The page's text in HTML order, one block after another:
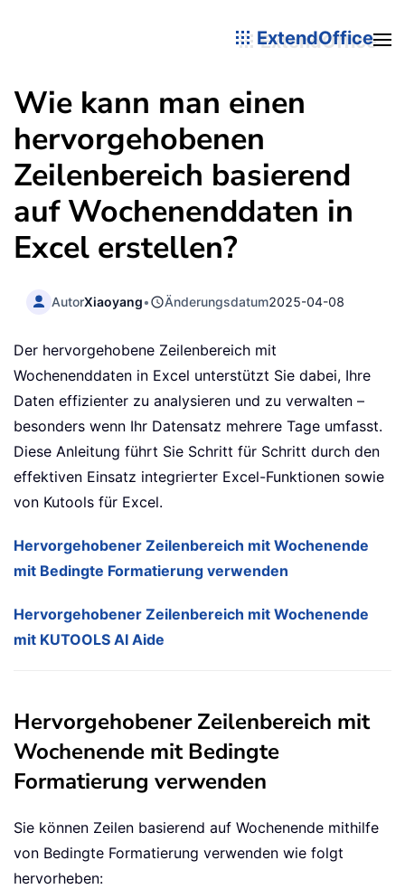
ExtendOffice
Wie kann man einen
hervorgehobenen
Zeilenbereich basierend
auf Wochenenddaten in
Excel erstellen?
AutorXiaoyang• Änderungsdatum2025-04-08
Der hervorgehobene Zeilenbereich mit
Wochenenddaten in Excel unterstützt Sie dabei, Ihre
Daten effizienter zu analysieren und zu verwalten –
besonders wenn Ihr Datensatz mehrere Tage umfasst.
Diese Anleitung führt Sie Schritt für Schritt durch den
effektiven Einsatz integrierter Excel-Funktionen sowie
von Kutools für Excel.
Hervorgehobener Zeilenbereich mit Wochenende
mit Bedingte Formatierung verwenden
Hervorgehobener Zeilenbereich mit Wochenende
mit KUTOOLS AI Aide
Hervorgehobener Zeilenbereich mit
Wochenende mit Bedingte
Formatierung verwenden
Sie können Zeilen basierend auf Wochenende mithilfe
von Bedingte Formatierung verwenden wie folgt
hervorheben: